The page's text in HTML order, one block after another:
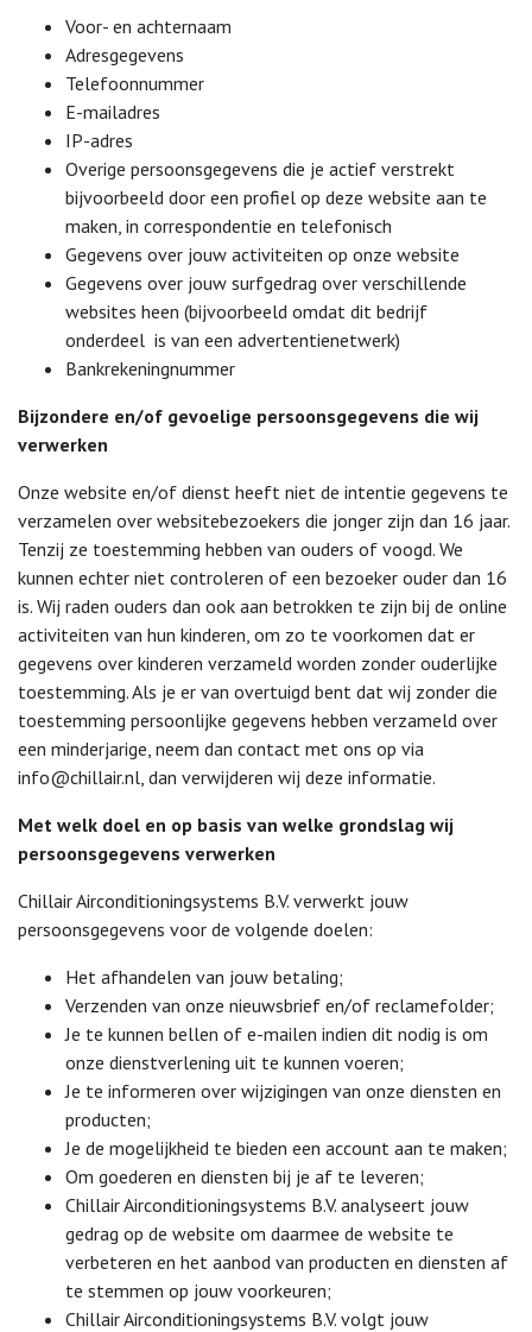
Voor- en achternaam
Adresgegevens
Telefoonnummer
E-mailadres
IP-adres
Overige persoonsgegevens die je actief verstrekt
bijvoorbeeld door een profiel op deze website aan te
maken, in correspondentie en telefonisch
Gegevens over jouw activiteiten op onze website
Gegevens over jouw surfgedrag over verschillende
websites heen (bijvoorbeeld omdat dit bedrijf
onderdeel is van een advertentienetwerk)
Bankrekeningnummer
Bijzondere en/of gevoelige persoonsgegevens die wij
verwerken
Onze website en/of dienst heeft niet de intentie gegevens te
verzamelen over websitebezoekers die jonger zijn dan 16 jaar.
Tenzij ze toestemming hebben van ouders of voogd. We
kunnen echter niet controleren of een bezoeker ouder dan 16
is. Wij raden ouders dan ook aan betrokken te zijn bij de online
activiteiten van hun kinderen, om zo te voorkomen dat er
gegevens over kinderen verzameld worden zonder ouderlijke
toestemming. Als je er van overtuigd bent dat wij zonder die
toestemming persoonlijke gegevens hebben verzameld over
een minderjarige, neem dan contact met ons op via
info@chillair.nl , dan verwijderen wij deze informatie.
Met welk doel en op basis van welke grondslag wij
persoonsgegevens verwerken
Chillair Airconditioningsystems B.V. verwerkt jouw
persoonsgegevens voor de volgende doelen:
Het afhandelen van jouw betaling;
Verzenden van onze nieuwsbrief en/of reclamefolder;
Je te kunnen bellen of e-mailen indien dit nodig is om
onze dienstverlening uit te kunnen voeren;
Je te informeren over wijzigingen van onze diensten en
producten;
Je de mogelijkheid te bieden een account aan te maken;
Om goederen en diensten bij je af te leveren;
Chillair Airconditioningsystems B.V. analyseert jouw
gedrag op de website om daarmee de website te
verbeteren en het aanbod van producten en diensten af
te stemmen op jouw voorkeuren;
Chillair Airconditioningsystems B.V. volgt jouw